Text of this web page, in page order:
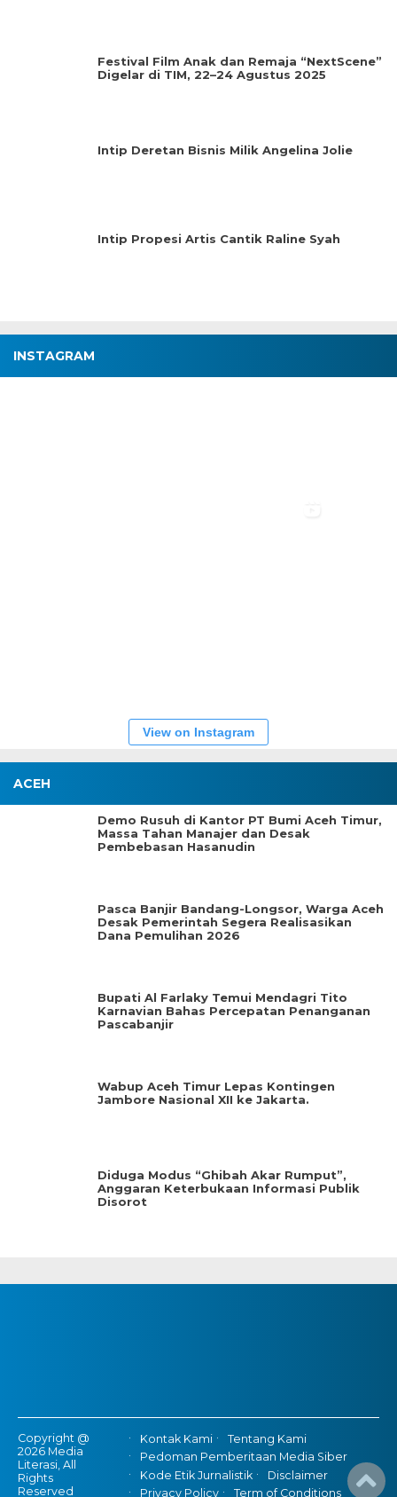
Festival Film Anak dan Remaja “NextScene”
Digelar di TIM, 22–24 Agustus 2025
Intip Deretan Bisnis Milik Angelina Jolie
Intip Propesi Artis Cantik Raline Syah
INSTAGRAM
View on Instagram
ACEH
Demo Rusuh di Kantor PT Bumi Aceh Timur,
Massa Tahan Manajer dan Desak
Pembebasan Hasanudin
Pasca Banjir Bandang-Longsor, Warga Aceh
Desak Pemerintah Segera Realisasikan
Dana Pemulihan 2026
Bupati Al Farlaky Temui Mendagri Tito
Karnavian Bahas Percepatan Penanganan
Pascabanjir
Wabup Aceh Timur Lepas Kontingen
Jambore Nasional XII ke Jakarta.
Diduga Modus “Ghibah Akar Rumput”,
Anggaran Keterbukaan Informasi Publik
Disorot
Copyright @
2026 Media
Literasi, All
Rights
Reserved
Kontak Kami
Tentang Kami
Pedoman Pemberitaan Media Siber
Kode Etik Jurnalistik
Disclaimer
Privacy Policy
Term of Conditions